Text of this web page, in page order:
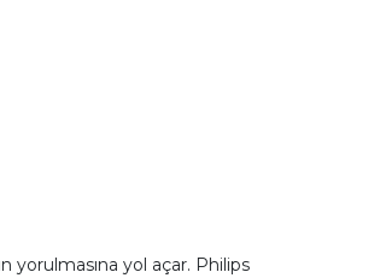
yorulmasına yol açar. Philips